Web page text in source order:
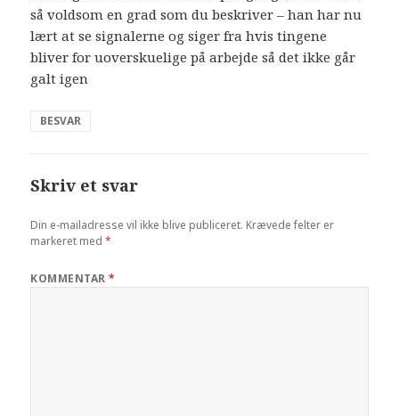
så voldsom en grad som du beskriver – han har nu
lært at se signalerne og siger fra hvis tingene
bliver for uoverskuelige på arbejde så det ikke går
galt igen
BESVAR
Skriv et svar
Din e-mailadresse vil ikke blive publiceret. Krævede felter er
markeret med*
KOMMENTAR*